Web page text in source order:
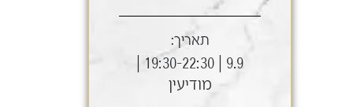
תאריך:
מודיעין